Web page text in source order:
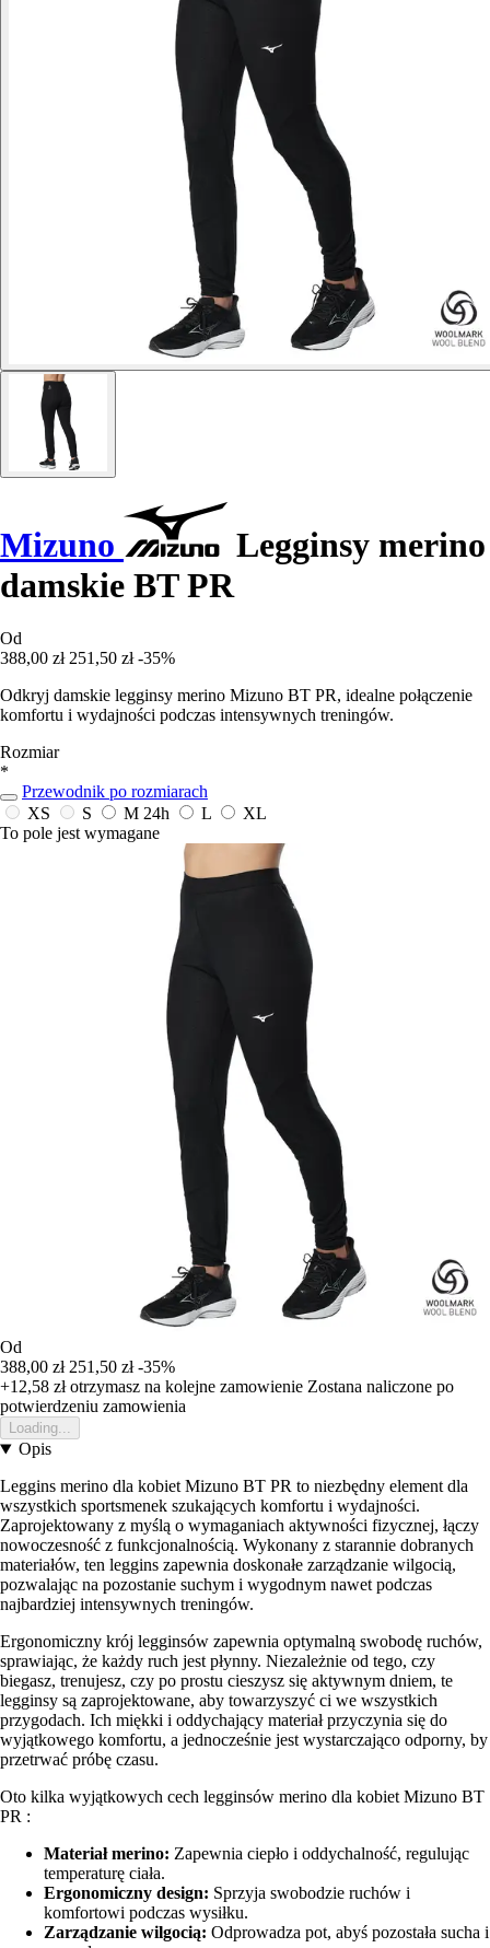
Mizuno
Legginsy merino
damskie BT PR
Od
388,00 zł 251,50 zł -35%
Odkryj damskie legginsy merino Mizuno BT PR, idealne połączenie
komfortu i wydajności podczas intensywnych treningów.
Rozmiar
*
Przewodnik po rozmiarach
XS
S M 24h L
XL
To pole jest wymagane
Od
388,00 zł 251,50 zł -35%
+12,58 złotrzymasz na kolejne zamowienie Zostana naliczone po
potwierdzeniu zamowienia
Loading...
Opis
Leggins merino dla kobiet Mizuno BT PR to niezbędny element dla
wszystkich sportsmenek szukających komfortu i wydajności.
Zaprojektowany z myślą o wymaganiach aktywności fizycznej, łączy
nowoczesność z funkcjonalnością. Wykonany z starannie dobranych
materiałów, ten leggins zapewnia doskonałe zarządzanie wilgocią,
pozwalając na pozostanie suchym i wygodnym nawet podczas
najbardziej intensywnych treningów.
Ergonomiczny krój legginsów zapewnia optymalną swobodę ruchów,
sprawiając, że każdy ruch jest płynny. Niezależnie od tego, czy
biegasz, trenujesz, czy po prostu cieszysz się aktywnym dniem, te
legginsy są zaprojektowane, aby towarzyszyć ci we wszystkich
przygodach. Ich miękki i oddychający materiał przyczynia się do
wyjątkowego komfortu, a jednocześnie jest wystarczająco odporny, by
przetrwać próbę czasu.
Oto kilka wyjątkowych cech legginsów merino dla kobiet Mizuno BT
PR :
Materiał merino: Zapewnia ciepło i oddychalność, regulując
temperaturę ciała.
Ergonomiczny design: Sprzyja swobodzie ruchów i
komfortowi podczas wysiłku.
Zarządzanie wilgocią: Odprowadza pot, abyś pozostała sucha i